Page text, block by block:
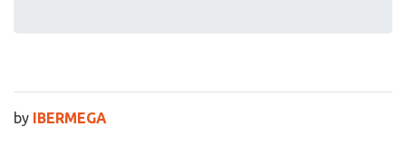
by IBERMEGA